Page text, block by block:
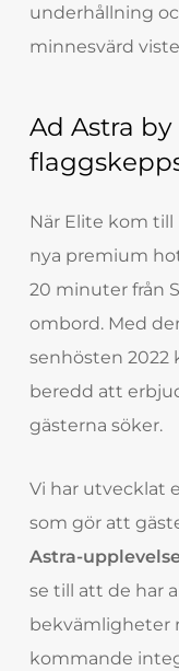
underhållning
minnesvärd
Ad Astra
När Elite kom
nya premium
20 minuter från
ombord. Med
senhösten 2022
beredd att
gästerna söker.
Vi har utvecklat
som gör att
Astra-
se till att de har
bekvämligheter
kommande